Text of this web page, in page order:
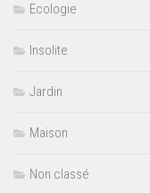
Ecologie
Insolite
Jardin
Maison
Non classé